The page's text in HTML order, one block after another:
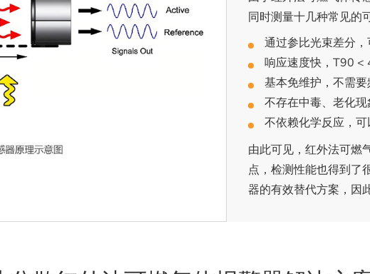
同时测量十几种常见的
通过参比光束差分
响应速度快，T90 <
基本免维护，不需要
不存在中毒、老化现
不依赖化学反应，可
由此可见，红外法可燃
点，检测性能也得到了
器的有效替代方案，因